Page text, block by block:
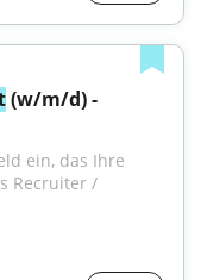
(w/m/d) -
ein, das Ihre
Recruiter /